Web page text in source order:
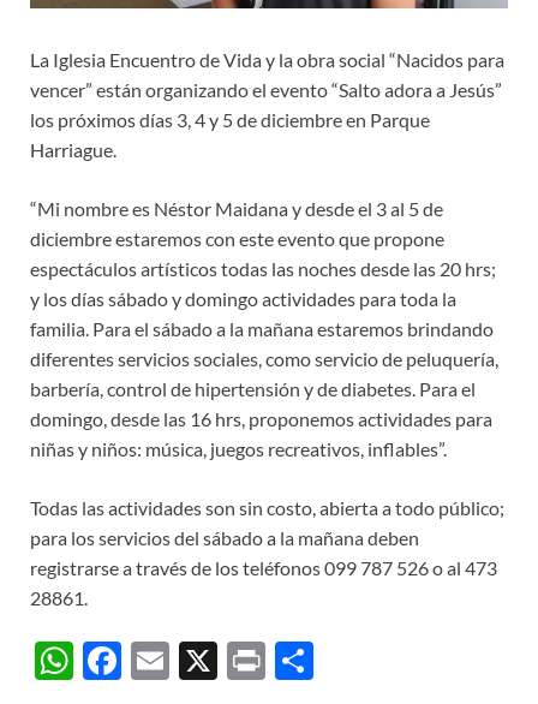
La Iglesia Encuentro de Vida y la obra social “Nacidos para
vencer” están organizando el evento “Salto adora a Jesús”
los próximos días 3, 4 y 5 de diciembre en Parque
Harriague.
“Mi nombre es Néstor Maidana y desde el 3 al 5 de
diciembre estaremos con este evento que propone
espectáculos artísticos todas las noches desde las 20 hrs;
y los días sábado y domingo actividades para toda la
familia. Para el sábado a la mañana estaremos brindando
diferentes servicios sociales, como servicio de peluquería,
barbería, control de hipertensión y de diabetes. Para el
domingo, desde las 16 hrs, proponemos actividades para
niñas y niños: música, juegos recreativos, inflables”.
Todas las actividades son sin costo, abierta a todo público;
para los servicios del sábado a la mañana deben
registrarse a través de los teléfonos 099 787 526 o al 473
28861.
W F
E
X
P